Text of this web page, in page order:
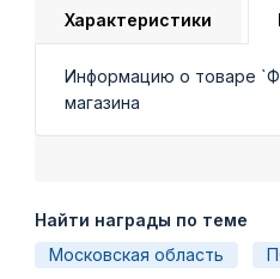
Характеристики
Информацию о товаре
магазина
Найти награды по теме
Московская область